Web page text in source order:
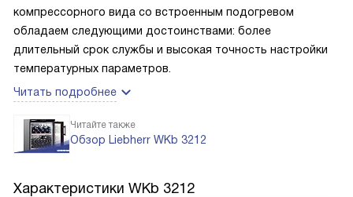
компрессорного вида со встроенным подогревом
обладаем следующими достоинствами: более
длительный срок службы и высокая точность настройки
температурных параметров.
Читать подробнее
Читайте также
Обзор Liebherr WKb 3212
Характеристики WKb 3212